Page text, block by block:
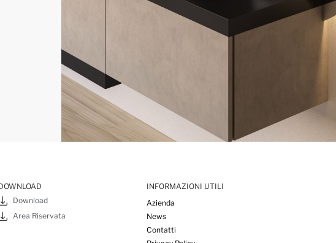
Download
Area Riservata
INFORMAZIONI UTILI
Azienda
News
Contatti